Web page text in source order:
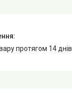
протягом 14 днів